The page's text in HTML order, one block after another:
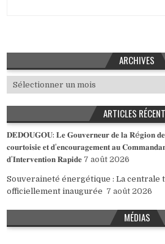
ARCHIVES
Archives
ARTICLES
𝐃𝐄𝐃𝐎𝐔𝐆𝐎𝐔: 𝐋𝐞 𝐆𝐨𝐮𝐯𝐞𝐫𝐧𝐞𝐮𝐫 𝐝𝐞 𝐥𝐚 𝐑é𝐠𝐢𝐨𝐧 𝐝𝐞
𝐜𝐨𝐮𝐫𝐭𝐨𝐢𝐬𝐢𝐞 𝐞𝐭 𝐝’𝐞𝐧𝐜𝐨𝐮𝐫𝐚𝐠𝐞𝐦𝐞𝐧𝐭 𝐚𝐮
𝐝’𝐈𝐧𝐭𝐞𝐫𝐯𝐞𝐧𝐭𝐢𝐨𝐧 𝐑𝐚𝐩𝐢𝐝𝐞 7 août 2026
Souveraineté énergétique : La centrale
officiellement inaugurée 7 août 2026
MÉDIAS